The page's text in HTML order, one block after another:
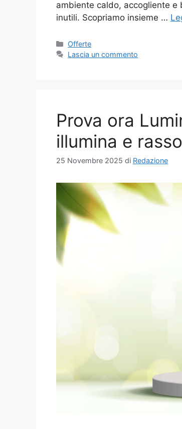
ambiente caldo, accogliente e
inutili. Scopriamo insieme …
Categorie
Offerte
Lascia un commento
Prova ora
illumina e
25 Novembre 2025 di Redazione